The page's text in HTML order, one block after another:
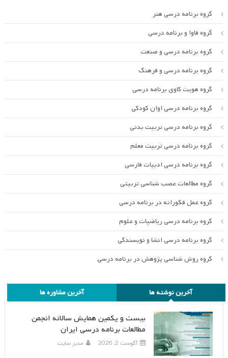
گروه برنامه درسی هنر
گروه فاوا و برنامه درسی
گروه برنامه درسی و صنعت
گروه برنامه درسی و فرهنگ
گروه هویت کاوی برنامه درسی
گروه برنامه درسی اوان کودکی
گروه برنامه درسی تربیت بدنی
گروه برنامه درسی تربیت معلم
گروه برنامه درسی ادبیات فارسی
گروه مطالعات عصب شناسی تربیتی
گروه عمل فکورانه در برنامه درسی
گروه برنامه درسی ریاضیات و علوم
گروه برنامه درسی انشا و نویسندگی
گروه روش شناسی پژوهش در برنامه درسی
آخرین نوشته ها آخرین مشاوره ها
بیست و یکمین همایش سالانه انجمن
مطالعات برنامه درسی ایران
آگوست 2, 2026 مدیر سایت